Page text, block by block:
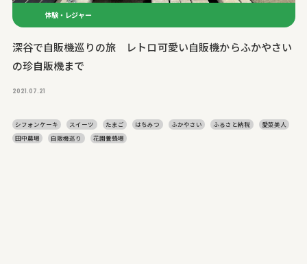
体験・レジャー
深谷で自販機巡りの旅 レトロ可愛い自販機からふかやさい
の珍自販機まで
2021.07.21
シフォンケーキ スイーツ たまご はちみつ ふかやさい ふるさと納税
愛菜美人
田中農場
自販機巡り 花園養蜂場